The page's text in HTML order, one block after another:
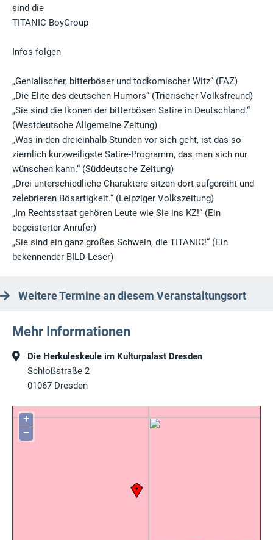
sind die
TITANIC BoyGroup
Infos folgen
„Genialischer, bitterböser und todkomischer Witz“ (FAZ)
„Die Elite des deutschen Humors“ (Trierischer Volksfreund)
„Sie sind die Ikonen der bitterbösen Satire in Deutschland.“
(Westdeutsche Allgemeine Zeitung)
„Was in den dreieinhalb Stunden vor sich geht, ist das so
ziemlich kurzweiligste Satire-Programm, das man sich nur
wünschen kann.“ (Süddeutsche Zeitung)
„Drei unterschiedliche Charaktere sitzen dort aufgereiht und
zelebrieren Bösartigkeit.“ (Leipziger Volkszeitung)
„Im Rechtsstaat gehören Leute wie Sie ins KZ!“ (Ein
begeisterter Anrufer)
„Sie sind ein ganz großes Schwein, die TITANIC!“ (Ein
bekennender BILD-Leser)
Weitere Termine an diesem Veranstaltungsort
Mehr Informationen
Die Herkuleskeule im Kulturpalast Dresden
Schloßstraße 2
01067 Dresden
+
−